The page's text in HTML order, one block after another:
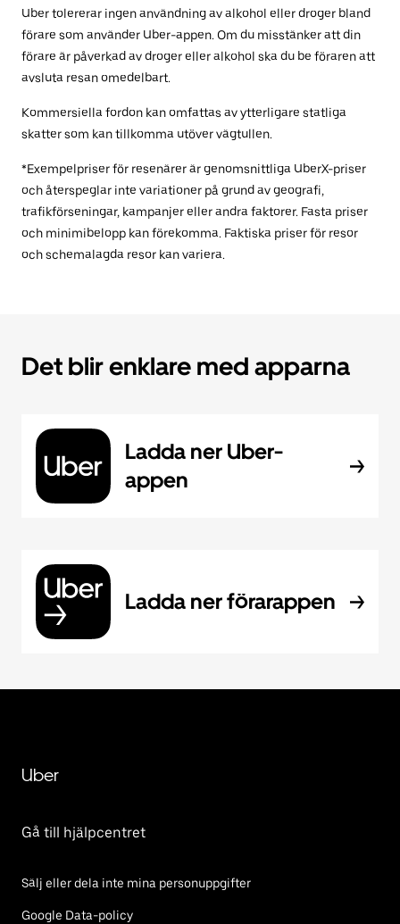
Uber tolererar ingen användning av alkohol eller droger bland
förare som använder Uber-appen. Om du misstänker att din
förare är påverkad av droger eller alkohol ska du be föraren att
avsluta resan omedelbart.
Kommersiella fordon kan omfattas av ytterligare statliga
skatter som kan tillkomma utöver vägtullen.
*Exempelpriser för resenärer är genomsnittliga UberX-priser
och återspeglar inte variationer på grund av geografi,
trafikförseningar, kampanjer eller andra faktorer. Fasta priser
och minimibelopp kan förekomma. Faktiska priser för resor
och schemalagda resor kan variera.
Det blir enklare med apparna
Ladda ner Uber-
appen
Ladda ner förarappen
Uber
Gå till hjälpcentret
Sälj eller dela inte mina personuppgifter
Google Data-policy